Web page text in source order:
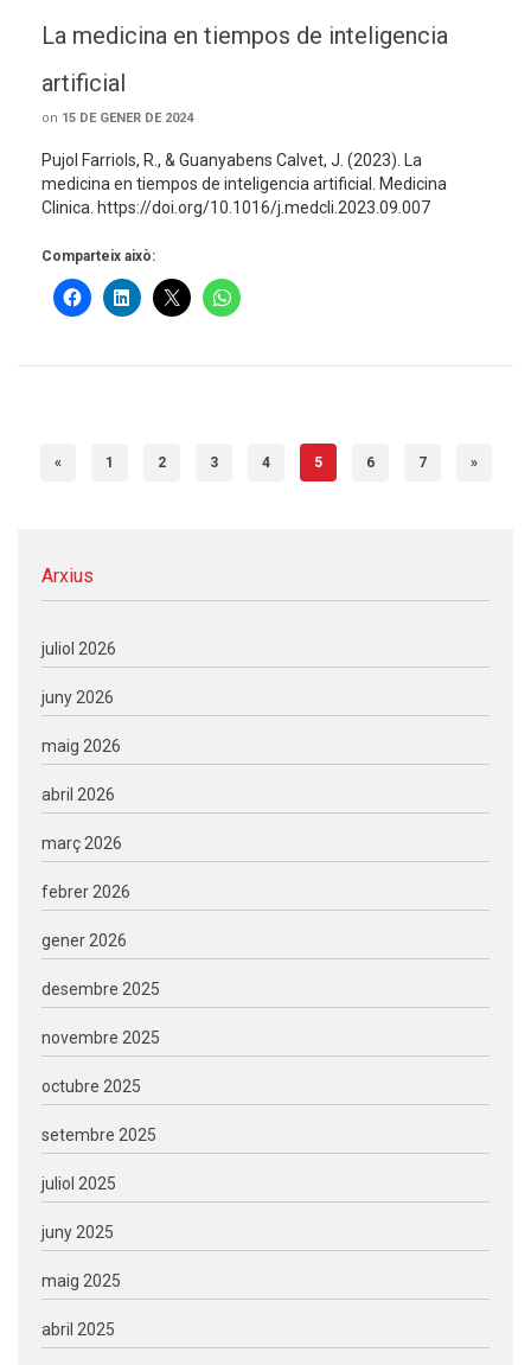
La medicina en tiempos de inteligencia
artificial
on 15 DE GENER DE 2024
Pujol Farriols, R., & Guanyabens Calvet, J. (2023). La
medicina en tiempos de inteligencia artificial. Medicina
Clinica. https://doi.org/10.1016/j.medcli.2023.09.007
Comparteix això:
« 1 2 3 4 5 6 7 »
Arxius
juliol 2026
juny 2026
maig 2026
abril 2026
març 2026
febrer 2026
gener 2026
desembre 2025
novembre 2025
octubre 2025
setembre 2025
juliol 2025
juny 2025
maig 2025
abril 2025